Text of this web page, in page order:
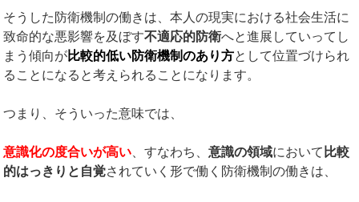
そうした防衛機制の働きは、本人の現実における社会生活に
致命的な悪影響を及ぼす不適応的防衛へと進展していってし
まう傾向が比較的低い防衛機制のあり方として位置づけられ
ることになると考えられることになります。
つまり、そういった意味では、
意識化の度合いが高い、すなわち、意識の領域において 比較
的はっきりと自覚されていく形で働く防衛機制の働きは、